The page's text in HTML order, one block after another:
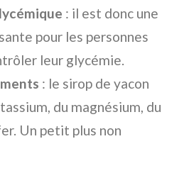
: il est donc une
pour les personnes
leur glycémie.
: le sirop de yacon
du magnésium, du
Un petit plus non